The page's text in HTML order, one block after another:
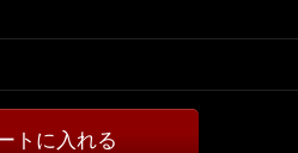
トに入れる